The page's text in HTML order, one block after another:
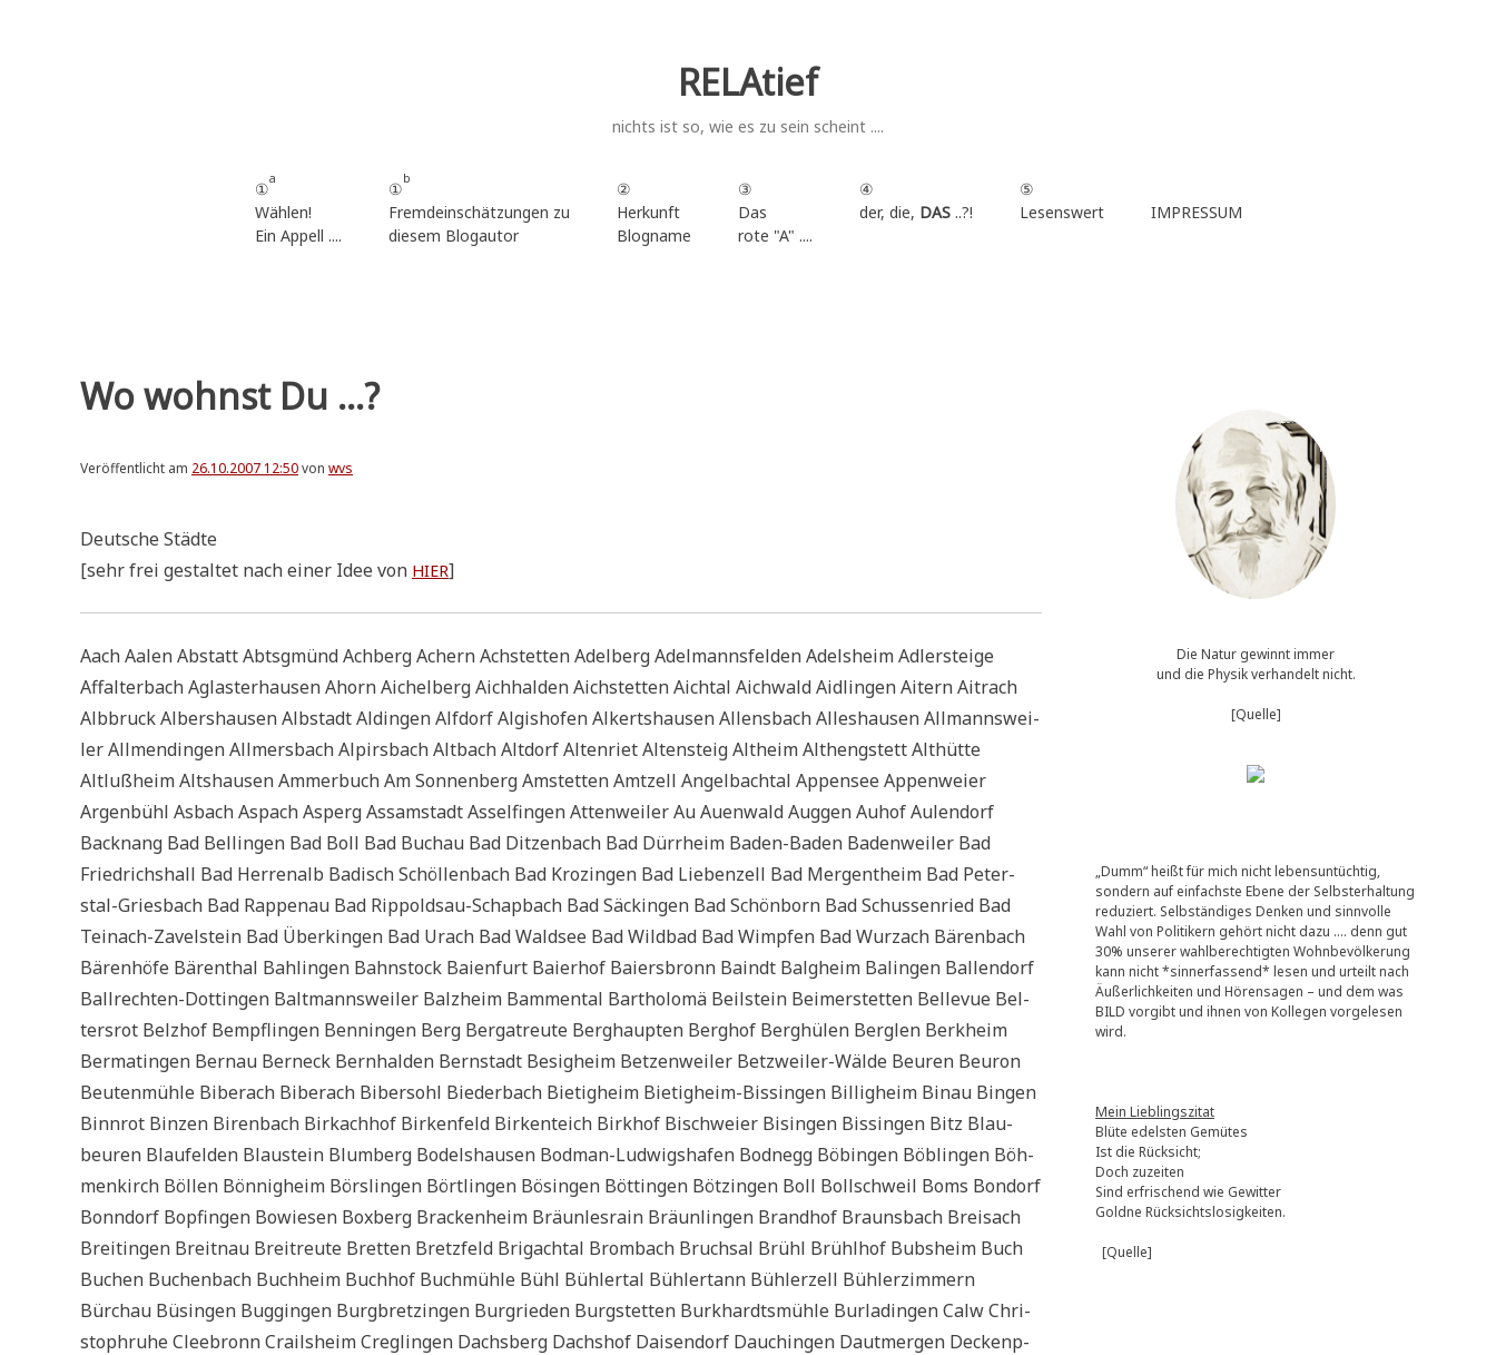
RELAtief
nichts ist so, wie es zu sein scheint ....
①
a
Wählen!
Ein Appell ....
①
b
Fremdeinschätzungen zu
diesem Blogautor
②
Herkunft
Blogname
③
Das
rote "A" ....
④
der, die, DAS..?!
⑤
Lesenswert
IMPRESSUM
Wo wohnst Du ...?
Veröffentlicht am 26.10.2007 12:50von wvs
Deut­sche Städte
[sehr frei gestal­tet nach einer Idee von HIER]
Aach Aalen Abstatt Abts­gmünd Ach­berg Achern Achstet­ten Adel­berg Adel­manns­fel­den Adels­heim Adler­stei­ge
Affal­ter­bach Agla­ster­hau­sen Ahorn Aichel­berg Aich­hal­den Aich­stet­ten Aich­tal Aich­wald Aid­lin­gen Aitern Aitrach
Alb­bruck Albers­hau­sen Alb­stadt Aldin­gen Alf­dorf Algis­ho­fen Alkerts­hau­sen Allens­bach Alle­s­hau­sen All­manns­wei­
ler All­men­din­gen All­mers­bach Alpirs­bach Alt­bach Alt­dorf Alten­riet Alten­steig Alt­heim Alt­heng­stett Alt­hüt­te
Altluß­heim Alt­shau­sen Ammer­buch Am Son­nen­berg Amstet­ten Amt­zell Angel­bach­tal Appen­see Appen­wei­er
Argen­bühl Asbach Aspach Asperg Assam­stadt Assel­fin­gen Atten­wei­ler Au Auen­wald Aug­gen Auhof Aulen­dorf
Back­nang Bad Bel­lin­gen Bad Boll Bad Buch­au Bad Dit­zen­bach Bad Dürr­heim Baden-Baden Baden­wei­ler Bad
Fried­richs­hall Bad Her­ren­alb Badisch Schöl­len­bach Bad Kro­zin­gen Bad Lie­ben­zell Bad Mer­gen­theim Bad Peter­
stal-Gries­bach Bad Rap­pen­au Bad Rip­pold­s­au-Schap­bach Bad Säckin­gen Bad Schön­born Bad Schus­sen­ried Bad
Tein­ach-Zavel­stein Bad Über­kin­gen Bad Urach Bad Wald­see Bad Wild­bad Bad Wimp­fen Bad Wurz­ach Bären­bach
Bären­hö­fe Bären­thal Bah­lin­gen Bahn­stock Bai­en­furt Bai­er­hof Bai­er­s­bronn Baindt Balg­heim Balin­gen Bal­len­dorf
Ball­rech­ten-Dot­tin­gen Balt­manns­wei­ler Balz­heim Bam­men­tal Bar­tho­lo­mä Beil­stein Bei­mer­stet­ten Bel­le­vue Bel­
ters­rot Belz­hof Bem­pf­lin­gen Ben­nin­gen Berg Berga­treu­te Berg­haup­ten Berg­hof Berg­hü­len Berglen Berk­heim
Ber­ma­tin­gen Ber­nau Ber­neck Bern­hal­den Bern­stadt Besig­heim Bet­zen­wei­ler Betz­wei­ler-Wäl­de Beu­ren Beu­ron
Beu­ten­müh­le Biber­ach Biber­ach Biber­sohl Bie­der­bach Bie­tig­heim Bie­tig­heim-Bis­sin­gen Bil­lig­heim Bin­au Bin­gen
Binn­rot Bin­zen Biren­bach Bir­kach­hof Bir­ken­feld Bir­ken­teich Birk­hof Bischwei­er Bisin­gen Bis­sin­gen Bitz Blau­
beu­ren Blaufel­den Blau­stein Blum­berg Bodels­hau­sen Bod­man-Lud­wigs­ha­fen Bod­n­egg Böbin­gen Böb­lin­gen Böh­
men­kirch Böl­len Bön­nig­heim Börs­lin­gen Bört­lin­gen Bösin­gen Böt­tin­gen Böt­zin­gen Boll Boll­sch­weil Boms Bon­dorf
Bonn­dorf Bopfin­gen Bowie­sen Box­berg Bracken­heim Bräun­les­rain Bräun­lin­gen Brand­hof Brauns­bach Brei­sach
Breit­in­gen Breit­nau Breit­reu­te Brett­en Bretz­feld Bri­gach­tal Brom­bach Bruch­sal Brühl Brühl­hof Bubs­heim Buch
Buchen Buchen­bach Buch­heim Buch­hof Buch­müh­le Bühl Büh­ler­tal Büh­ler­t­ann Büh­ler­zell Büh­ler­zim­mern
Bürchau Büsin­gen Bug­gin­gen Burg­bret­zin­gen Burg­rie­den Burg­stet­ten Burk­hardtsmüh­le Bur­la­din­gen Calw Chri­
sto­phru­he Clee­bronn Crails­heim Creg­lin­gen Dachs­berg Dachs­hof Dai­sen­dorf Dauch­in­gen Dau­t­mer­gen Decken­p­
Die Natur gewinnt immer
und die Physik verhandelt nicht.
[Quelle]
„Dumm“ heißt für mich nicht lebensuntüchtig,
sondern auf einfachste Ebene der Selbsterhaltung
reduziert. Selbständiges Denken und sinnvolle
Wahl von Politikern gehört nicht dazu …. denn gut
30% unserer wahlberechtigten Wohnbevölkerung
kann nicht *sinnerfassend* lesen und urteilt nach
Äußerlichkeiten und Hörensagen – und dem was
BILD vorgibt und ihnen von Kollegen vorgelesen
wird.
Mein Lieblingszitat
Blüte edelsten Gemütes
Ist die Rücksicht;
Doch zuzeiten
Sind erfrischend wie Gewitter
Goldne Rücksichtslosigkeiten.
[Quelle]